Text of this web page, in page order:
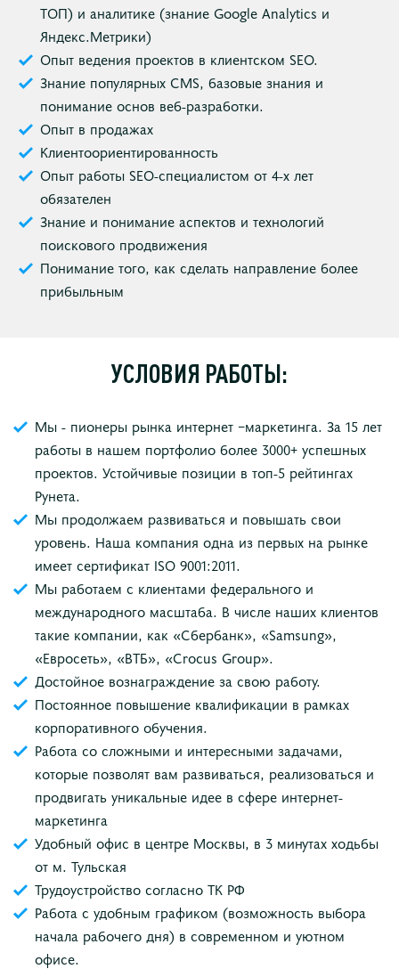
ТОП) и аналитике (знание Google Analytics и
Яндекс.Метрики)
Опыт ведения проектов в клиентском SEO.
Знание популярных CMS, базовые знания и
понимание основ веб-разработки.
Опыт в продажах
Клиентоориентированность
Опыт работы SEO-специалистом от 4-х лет
обязателен
Знание и понимание аспектов и технологий
поискового продвижения
Понимание того, как сделать направление более
прибыльным
УСЛОВИЯ РАБОТЫ:
Мы - пионеры рынка интернет −маркетинга. За 15 лет
работы в нашем портфолио более 3000+ успешных
проектов. Устойчивые позиции в топ-5 рейтингах
Рунета.
Мы продолжаем развиваться и повышать свои
уровень. Наша компания одна из первых на рынке
имеет сертификат ISO 9001:2011.
Мы работаем с клиентами федерального и
международного масштаба. В числе наших клиентов
такие компании, как «Сбербанк», «Sаmsung»,
«Евросеть», «ВТБ», «Crocus Group».
Достойное вознаграждение за свою работу.
Постоянное повышение квалификации в рамках
корпоративного обучения.
Работа со сложными и интересными задачами,
которые позволят вам развиваться, реализоваться и
продвигать уникальные идее в сфере интернет-
маркетинга
Удобный офис в центре Москвы, в 3 минутах ходьбы
от м. Тульская
Трудоустройство согласно ТК РФ
Работа с удобным графиком (возможность выбора
начала рабочего дня) в современном и уютном
офисе.